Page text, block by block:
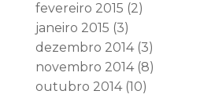
fevereiro 2015 (2)
janeiro 2015 (3)
dezembro 2014(3)
novembro 2014(8)
outubro 2014(10)